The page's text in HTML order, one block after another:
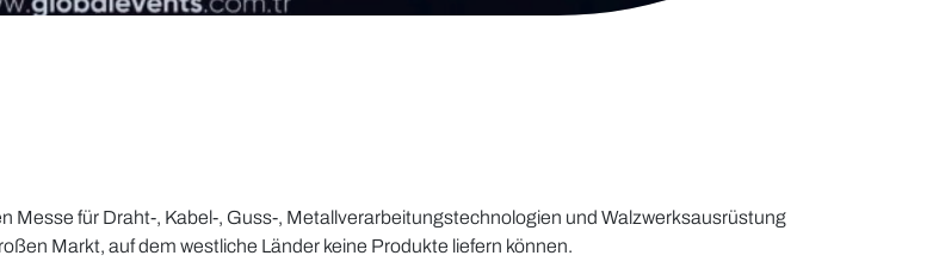
Messe für Draht-, Kabel-, Guss-, Metallverarbeitungstechnologien und Walzwerksausrüstung
Markt, auf dem westliche Länder keine Produkte liefern können.